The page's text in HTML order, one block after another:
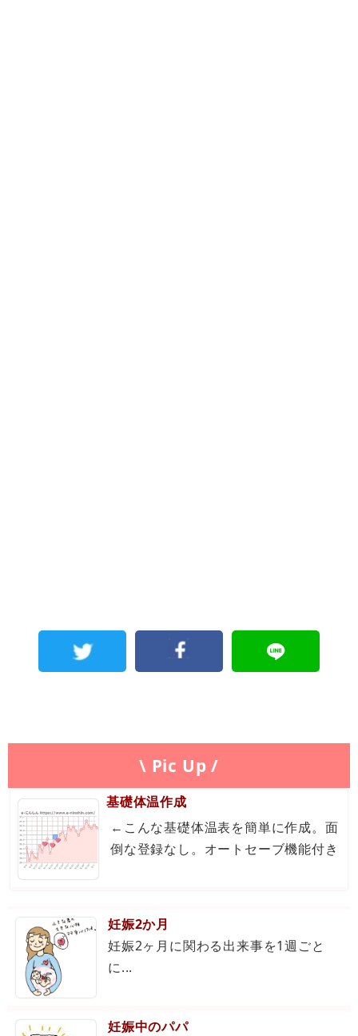
\ Pic Up /
基礎体温作成
←こんな基礎体温表を簡単に作成。面
倒な登録なし。オートセーブ機能付き
妊娠2か月
妊娠2ヶ月に関わる出来事を1週ごと
に...
妊娠中のパパ